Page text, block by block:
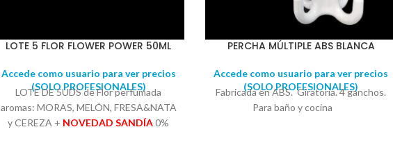
LOTE 5 FLOR FLOWER POWER 50ML
Accede como usuario para ver precios
(SOLO PROFESIONALES)
LOTE DE 5UDS de Flor perfumada
aromas: MORAS, MELÓN, FRESA&NATA
y CEREZA + NOVEDAD SANDÍA0%
PERCHA MÚLTIPLE ABS BLANCA
Accede como usuario para ver precios
(SOLO PROFESIONALES)
Fabricada en ABS. Giratoria. 4 ganchos.
Para baño y cocina